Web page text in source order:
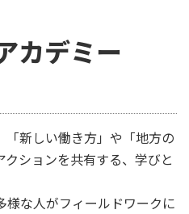
カデミー
新しい働き方」や「地方の
ションを共有する、学びと
な人がフィールドワークに